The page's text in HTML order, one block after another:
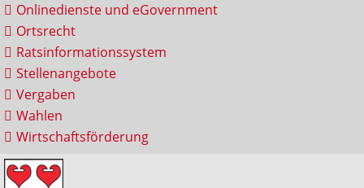
Onlinedienste und eGovernment
Ortsrecht
Ratsinformationssystem
Stellenangebote
Vergaben
Wahlen
Wirtschaftsförderung